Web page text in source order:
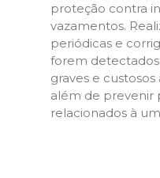
proteção contra
vazamentos.
periódicas e
forem
graves e
além de prevenir
relacionados à